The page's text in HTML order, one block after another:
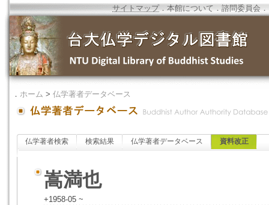
サイトマップ．本館について ．諮問委員会 ．
． ホーム > 仏学著者データベース
仏学著者検索 検索結果 仏学著者データベース 資料改正
嵩満也
+1958-05 ~